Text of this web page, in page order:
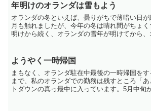
年明けのオランダは雪もよう
オランダの冬といえば、曇りがちで薄暗い日
月も触れましたが、今年の冬は晴れ間がちょ
明けから続く、オランダの雪年が明けてから
ようやく一時帰国
まもなく、オランダ駐在中最後の一時帰国を
まで、私のオランダでの勤務は残すところ「
トダウンの真っ最中に入っています。5月中旬